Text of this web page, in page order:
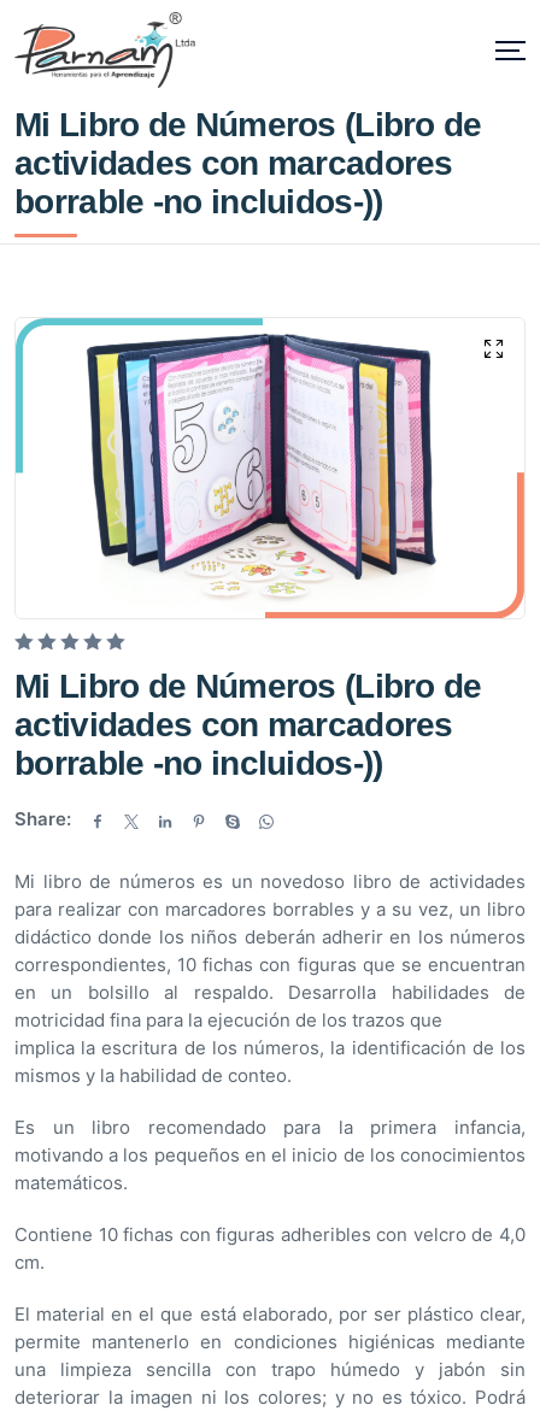
Mi Libro de Números (Libro de
actividades con marcadores
borrable -no incluidos-))
V
a
l
o
a
e
n
0
d
e
5
Mi Libro de Números (Libro de
actividades con marcadores
borrable -no incluidos-))
Share:
Mi libro de números es un novedoso libro de actividades
para realizar con marcadores borrables y a su vez, un libro
didáctico donde los niños deberán adherir en los números
correspondientes, 10 fichas con figuras que se encuentran
en un bolsillo al respaldo. Desarrolla habilidades de
motricidad fina para la ejecución de los trazos que
implica la escritura de los números, la identificación de los
mismos y la habilidad de conteo.
Es un libro recomendado para la primera infancia,
motivando a los pequeños en el inicio de los conocimientos
matemáticos.
Contiene 10 fichas con figuras adheribles con velcro de 4,0
cm.
El material en el que está elaborado, por ser plástico clear,
permite mantenerlo en condiciones higiénicas mediante
una limpieza sencilla con trapo húmedo y jabón sin
deteriorar la imagen ni los colores; y no es tóxico. Podrá